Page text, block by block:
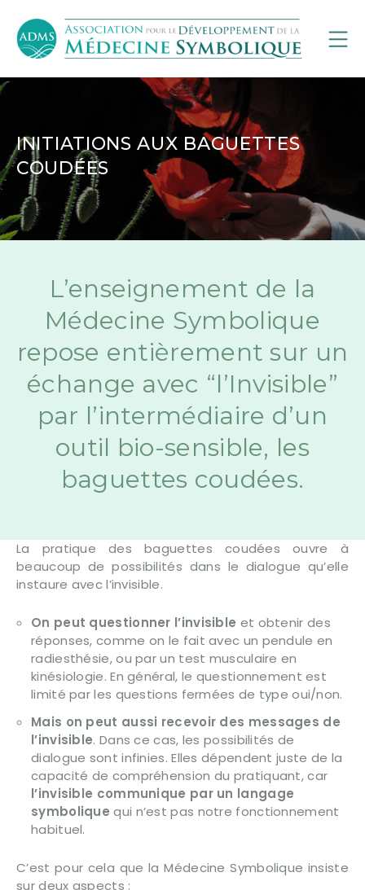
INITIATIONS AUX BAGUETTES
COUDÉES
L’enseignement de la
Médecine Symbolique
repose entièrement sur un
échange avec “l’Invisible”
par l’intermédiaire d’un
outil bio-sensible, les
baguettes coudées.
La pratique des baguettes coudées ouvre à
beaucoup de possibilités dans le dialogue qu’elle
instaure avec l’invisible.
On peut questionner l’invisible et obtenir des
réponses, comme on le fait avec un pendule en
radiesthésie, ou par un test musculaire en
kinésiologie. En général, le questionnement est
limité par les questions fermées de type oui/non.
Mais on peut aussi recevoir des messages de
l’invisible. Dans ce cas, les possibilités de
dialogue sont infinies. Elles dépendent juste de la
capacité de compréhension du pratiquant, car
l’invisible communique par un langage
symbolique qui n’est pas notre fonctionnement
habituel.
C’est pour cela que la Médecine Symbolique insiste
sur deux aspects :